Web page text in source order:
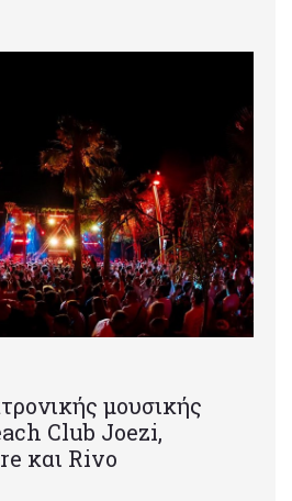
μουσικής
Club Joezi,
και Rivo